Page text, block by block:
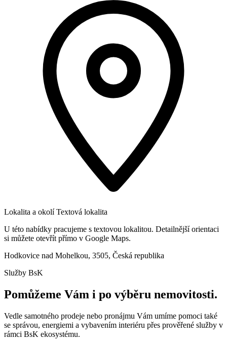
Lokalita a okolí Textová lokalita
U této nabídky pracujeme s textovou lokalitou. Detailnější orientaci
si můžete otevřít přímo v Google Maps.
Hodkovice nad Mohelkou, 3505, Česká republika
Služby BsK
Pomůžeme Vám i po výběru nemovitosti.
Vedle samotného prodeje nebo pronájmu Vám umíme pomoci také
se správou, energiemi a vybavením interiéru přes prověřené služby v
rámci BsK ekosystému.